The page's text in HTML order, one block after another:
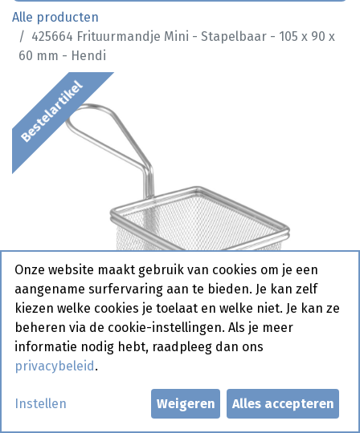
Alle producten
425664 Frituurmandje Mini - Stapelbaar - 105 x 90 x
60 mm - Hendi
Bestelartikel
425664 Frituurmandje Mini -
Onze website maakt gebruik van cookies om je een
aangename surfervaring aan te bieden. Je kan zelf
kiezen welke cookies je toelaat en welke niet. Je kan ze
beheren via de cookie-instellingen. Als je meer
informatie nodig hebt, raadpleeg dan ons
privacybeleid .
Instellen Weigeren Alles accepteren